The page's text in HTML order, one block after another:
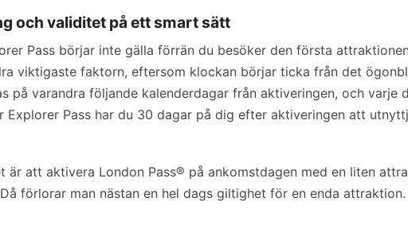
och validitet på ett smart sätt
Pass börjar inte gälla förrän du besöker den första
viktigaste faktorn, eftersom klockan börjar ticka från det
på varandra följande kalenderdagar från aktiveringen, och varje
Explorer Pass har du 30 dagar på dig efter aktiveringen att
är att aktivera London Pass® på ankomstdagen med en liten
förlorar man nästan en hel dags giltighet för en enda attraktion.